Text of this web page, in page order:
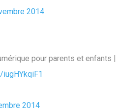
2014
pour parents et enfants |
2014